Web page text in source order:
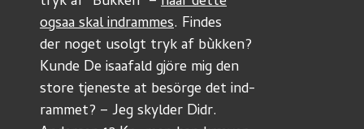
ogsaa skal indrammes. Findes
der noget usolgt tryk af bùkken?
Kunde De isaafald gjöre mig den
store tjeneste at besörge det ind-
rammet? – Jeg skylder Didr.